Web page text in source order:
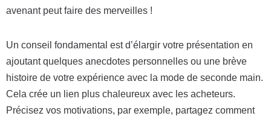
avenant peut faire des merveilles !
Un conseil fondamental est d’élargir votre présentation en
ajoutant quelques anecdotes personnelles ou une brève
histoire de votre expérience avec la mode de seconde main.
Cela crée un lien plus chaleureux avec les acheteurs.
Précisez vos motivations, par exemple, partagez comment